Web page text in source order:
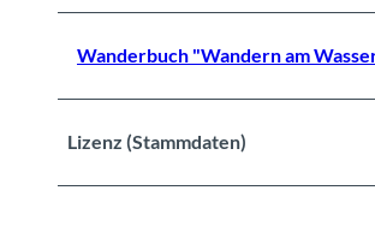
Wanderbuch "Wandern am
Lizenz (Stammdaten)